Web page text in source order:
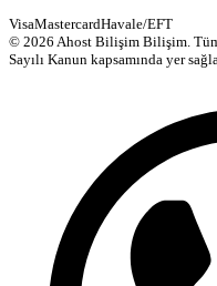
VisaMastercardHavale/EFT
© 2026 Ahost Bilişim Bilişim. Tüm
Sayılı Kanun kapsamında yer